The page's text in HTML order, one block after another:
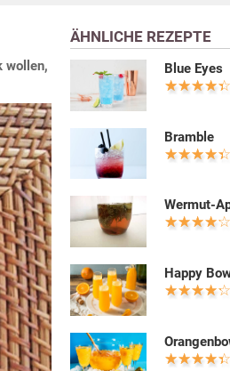
wollen,
ÄHNLICHE REZEPTE
Blue Eyes
Bramble
Wermut-
Happy